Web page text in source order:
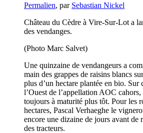
Permalien, par Sebastian Nickel
Château du Cèdre à Vire-Sur-Lot a
des vendanges.
(Photo Marc Salvet)
Une quinzaine de vendangeurs a
main des grappes de raisins blancs
plus d’un hectare plantée en bio. Sur
l’Ouest de l’appellation AOC
toujours à maturité plus tôt. Pour les
hectares, Pascal Verhaeghe le
encore une dizaine de jours avant de
des tracteurs.